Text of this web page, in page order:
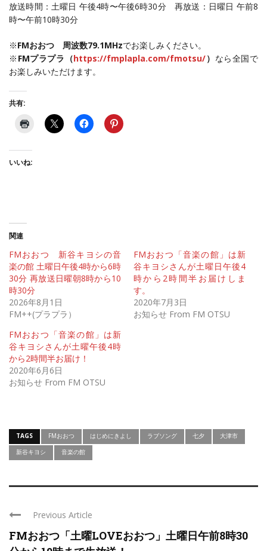
放送時間：土曜日 午後4時〜午後6時30分 再放送：日曜日 午前8
時〜午前10時30分
※FMおおつ 周波数79.1MHzでお楽しみください。
※ FMプラプラ（https://fmplapla.com/fmotsu/） なら全国で
お楽しみいただけます。
共有:
いいね:
関連
FMおおつ 新谷キヨシの音
楽の館 土曜日午後4時から6時
30分 再放送日曜朝8時から10
時30分
2026年8月1日
FM++(プラプラ）
FMおおつ「音楽の館」は新
谷キヨシさんが土曜日午後4
時から2時間半お届けしま
す。
2020年7月3日
お知らせ From FM OTSU
FMおおつ「音楽の館」は新
谷キヨシさんが土曜午後4時
から2時間半お届け！
2020年6月6日
お知らせ From FM OTSU
TAGS FMおおつ はじめにきよし ラブソング 七夕
大津市
新谷キヨシ
音楽の館
Previous Article
FMおおつ「土曜LOVEおおつ」土曜日午前8時30